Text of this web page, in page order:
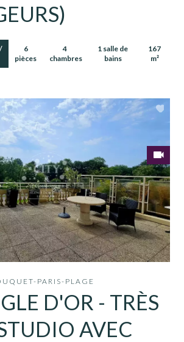
6
pièces
4
chambres
1 salle de
bains
167
m²
PARIS-PLAGE
D'OR - TRÈS
AVEC